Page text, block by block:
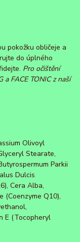
pokožku obličeje a
do úplného
Pro očištění
a FACE TONIC z naší
Olivoyl
Stearate,
Parkii
Dulcis
Cera Alba,
(Coenzyme Q10),
E (Tocopheryl